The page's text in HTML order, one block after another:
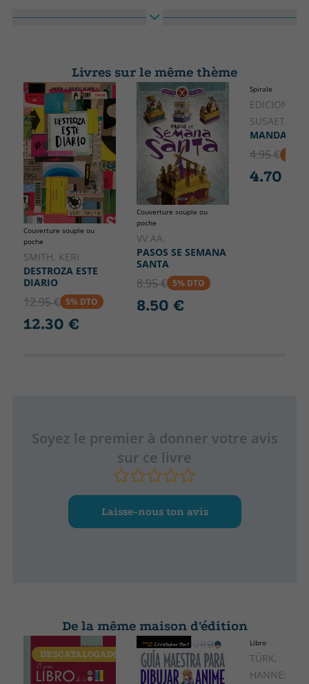
langage
216
Livres sur le même thème
Couverture souple ou
poche
SMITH, KERI
DESTROZA ESTE
DIARIO
12.95 € 5% DTO
12.30 €
Couverture souple ou
poche
VV.AA.
PASOS SE SEMANA
SANTA
8.95 € 5% DTO
8.50 €
Spirale
EDICIONES,
SUSAETA
MANDALA
4.95 €
4.70 €
Soyez le premier à donner votre avis
sur ce livre
Laisse-nous ton avis
De la même maison d'édition
DESCATALOGADO
Libro
TÜRK,